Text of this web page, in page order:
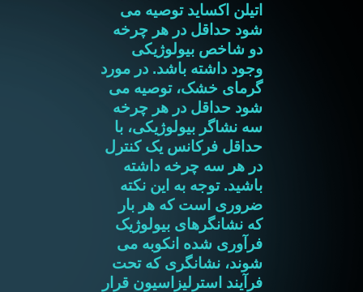
اتیلن اکساید توصیه می
شود حداقل در هر چرخه
دو شاخص بیولوژیکی
وجود داشته باشد. در مورد
گرمای خشک، توصیه می
شود حداقل در هر چرخه
سه نشاگر بیولوژیکی، با
حداقل فرکانس یک کنترل
در هر سه چرخه داشته
باشید. توجه به این نکته
ضروری است که هر بار
که نشانگرهای بیولوژیک
فرآوری شده انکوبه می
شوند، نشانگری که تحت
فرآیند استرلیزاسیون قرار